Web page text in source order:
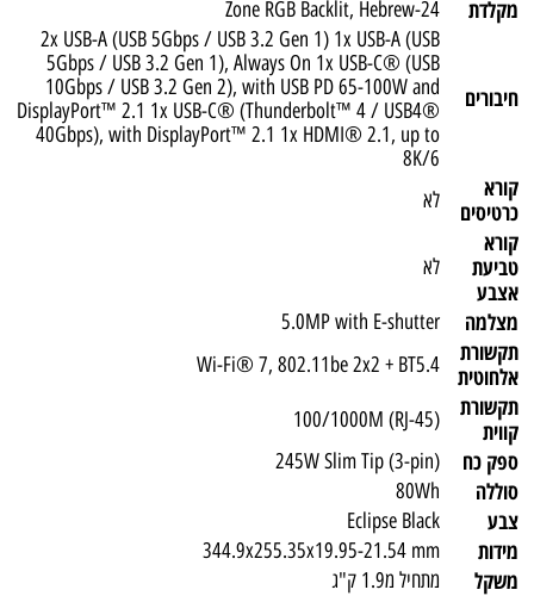
מקלדת 24-Zone RGB Backlit, Hebrew
חיבורים
2x USB-A (USB 5Gbps / USB 3.2 Gen 1) 1x USB-A (USB
5Gbps / USB 3.2 Gen 1), Always On 1x USB-C® (USB
10Gbps / USB 3.2 Gen 2), with USB PD 65-100W and
DisplayPort™ 2.1 1x USB-C® (Thunderbolt™ 4 / USB4®
40Gbps), with DisplayPort™ 2.1 1x HDMI® 2.1, up to
8K/6
קורא
כרטיסים
לא
קורא
טביעת
אצבע
לא
מצלמה 5.0MP with E-shutter
תקשורת
אלחוטית
Wi-Fi® 7, 802.11be 2x2 + BT5.4
תקשורת
קווית
100/1000M (RJ-45)
ספק כח 245W Slim Tip (3-pin)
סוללה 80Wh
צבע Eclipse Black
מידות 344.9x255.35x19.95-21.54 mm
משקל מתחיל מ1.9 ק"ג